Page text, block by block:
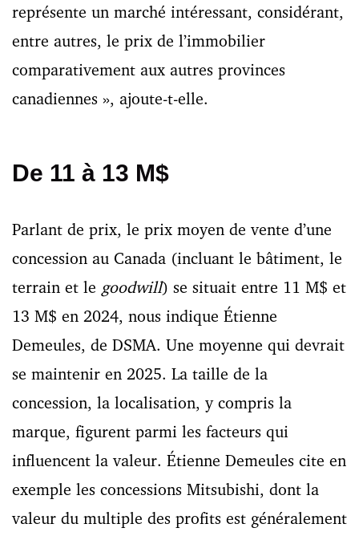
représente un marché intéressant, considérant,
entre autres, le prix de l’immobilier
comparativement aux autres provinces
canadiennes », ajoute-t-elle.
De 11 à 13 M$
Parlant de prix, le prix moyen de vente d’une
concession au Canada (incluant le bâtiment, le
terrain et le goodwill) se situait entre 11 M$ et
13 M$ en 2024, nous indique Étienne
Demeules, de DSMA. Une moyenne qui devrait
se maintenir en 2025. La taille de la
concession, la localisation, y compris la
marque, figurent parmi les facteurs qui
influencent la valeur. Étienne Demeules cite en
exemple les concessions Mitsubishi, dont la
valeur du multiple des profits est généralement